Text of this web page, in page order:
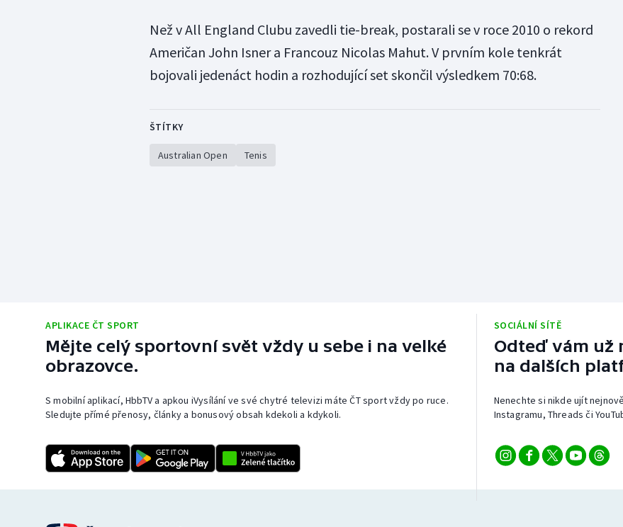
Než v All England Clubu zavedli tie-break, postarali se v roce 2010 o rekord
Američan John Isner a Francouz Nicolas Mahut. V prvním kole tenkrát
bojovali jedenáct hodin a rozhodující set skončil výsledkem 70:68.
ŠTÍTKY
Australian Open Tenis
APLIKACE ČT SPORT
Mějte celý sportovní svět vždy u sebe i na velké
obrazovce.
S mobilní aplikací, HbbTV a apkou iVysílání ve své chytré televizi máte ČT sport vždy po ruce.
Sledujte přímé přenosy, články a bonusový obsah kdekoli a kdykoli.
SOCIÁLNÍ SÍTĚ
Odteď vám už
na dalších
Nenechte si nikde ujít
Instagramu, Threads či